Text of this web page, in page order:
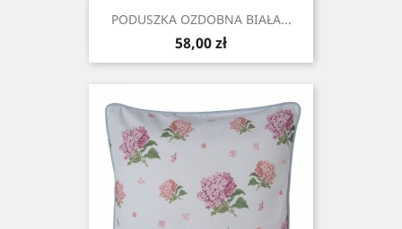
PODUSZKA OZDOBNA BIAŁA...
Cena
58,00 zł